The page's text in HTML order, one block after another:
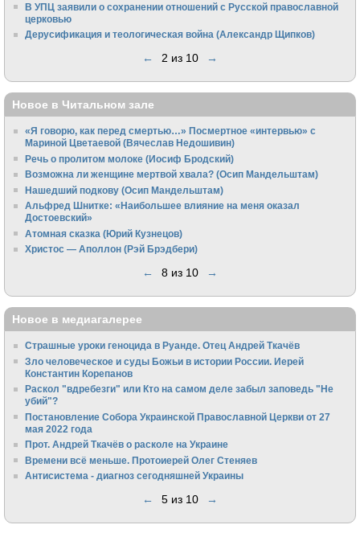
В УПЦ заявили о сохранении отношений с Русской православной
церковью
Дерусификация и теологическая война (Александр Щипков)
← 2 из 10 →
Новое в Читальном зале
«Я говорю, как перед смертью…» Посмертное «интервью» с
Мариной Цветаевой (Вячеслав Недошивин)
Речь о пролитом молоке (Иосиф Бродский)
Возможна ли женщине мертвой хвала? (Осип Мандельштам)
Нашедший подкову (Осип Мандельштам)
Альфред Шнитке: «Наибольшее влияние на меня оказал
Достоевский»
Атомная сказка (Юрий Кузнецов)
Христос — Аполлон (Рэй Брэдбери)
← 8 из 10 →
Новое в медиагалерее
Страшные уроки геноцида в Руанде. Отец Андрей Ткачёв
Зло человеческое и суды Божьи в истории России. Иерей
Константин Корепанов
Раскол "вдребезги" или Кто на самом деле забыл заповедь "Не
убий"?
Постановление Собора Украинской Православной Церкви от 27
мая 2022 года
Прот. Андрей Ткачёв о расколе на Украине
Времени всё меньше. Протоиерей Олег Стеняев
Антисистема - диагноз сегодняшней Украины
← 5 из 10 →